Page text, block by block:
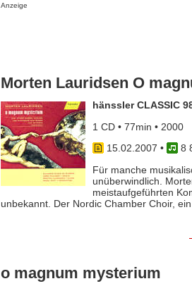
Anzeige
Morten Lauridsen O
hänssler CLASSIC
1 CD • 77min • 2000
15.02.2007 •
8
Für manche
unüberwindlich.
meistaufgeführten
unbekannt. Der Nordic Chamber Choir,
o magnum mysterium